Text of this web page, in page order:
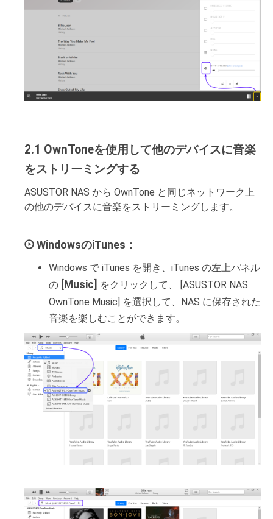
2.1 OwnToneを使用して他のデバイスに音楽
をストリーミングする
ASUSTOR NAS から OwnTone と同じネットワーク上
の他のデバイスに音楽をストリーミングします。
WindowsのiTunes：
Windows で iTunes を開き、iTunes の左上パネル
の [Music] をクリックして、 [ASUSTOR NAS
OwnTone Music] を選択して、NAS に保存された
音楽を楽しむことができます。